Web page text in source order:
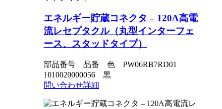
エネルギー貯蔵コネクタ – 120A高電
流レセプタクル（丸型インターフェ
ース、スタッドタイプ）
部品番号 品番 色 PW06RB7RD01
1010020000056 黒
問い合わせ詳細